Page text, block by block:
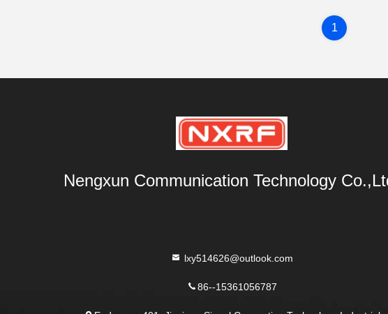
1
Nengxun Communication Technology
lxy514626@outlook.com
86--15361056787